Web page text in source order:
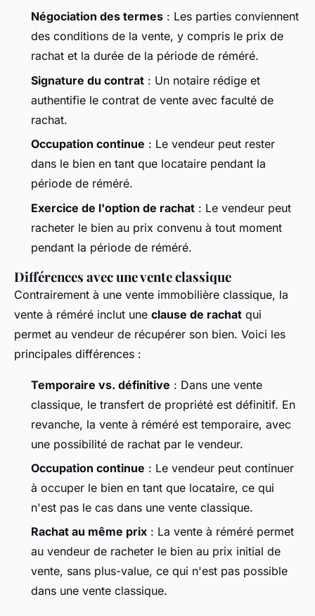
Négociation des termes : Les parties conviennent
des conditions de la vente, y compris le prix de
rachat et la durée de la période de réméré.
Signature du contrat : Un notaire rédige et
authentifie le contrat de vente avec faculté de
rachat.
Occupation continue : Le vendeur peut rester
dans le bien en tant que locataire pendant la
période de réméré.
Exercice de l'option de rachat : Le vendeur peut
racheter le bien au prix convenu à tout moment
pendant la période de réméré.
Différences avec une vente classique
Contrairement à une vente immobilière classique, la
vente à réméré inclut une clause de rachat qui
permet au vendeur de récupérer son bien. Voici les
principales différences :
Temporaire vs. définitive : Dans une vente
classique, le transfert de propriété est définitif. En
revanche, la vente à réméré est temporaire, avec
une possibilité de rachat par le vendeur.
Occupation continue : Le vendeur peut continuer
à occuper le bien en tant que locataire, ce qui
n'est pas le cas dans une vente classique.
Rachat au même prix : La vente à réméré permet
au vendeur de racheter le bien au prix initial de
vente, sans plus-value, ce qui n'est pas possible
dans une vente classique.